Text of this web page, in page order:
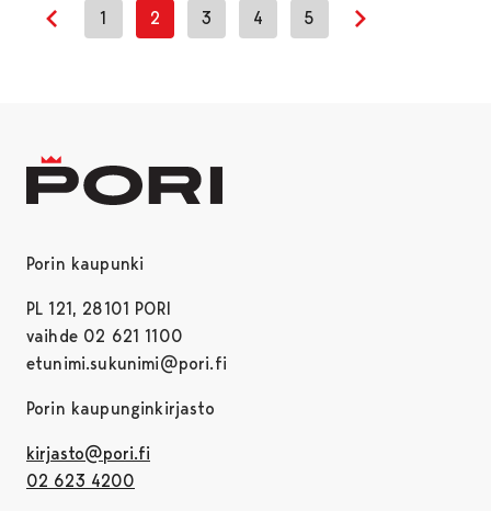
Previous page
1 2 3 4 5
Porin kaupunki
PL 121, 28101 PORI
vaihde 02 621 1100
etunimi.sukunimi@pori.fi
Porin kaupunginkirjasto
kirjasto@pori.fi
02 623 4200